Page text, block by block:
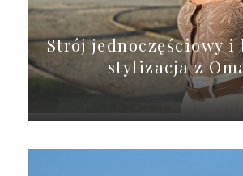
Strój jednoczęściowy i
– stylizacja z